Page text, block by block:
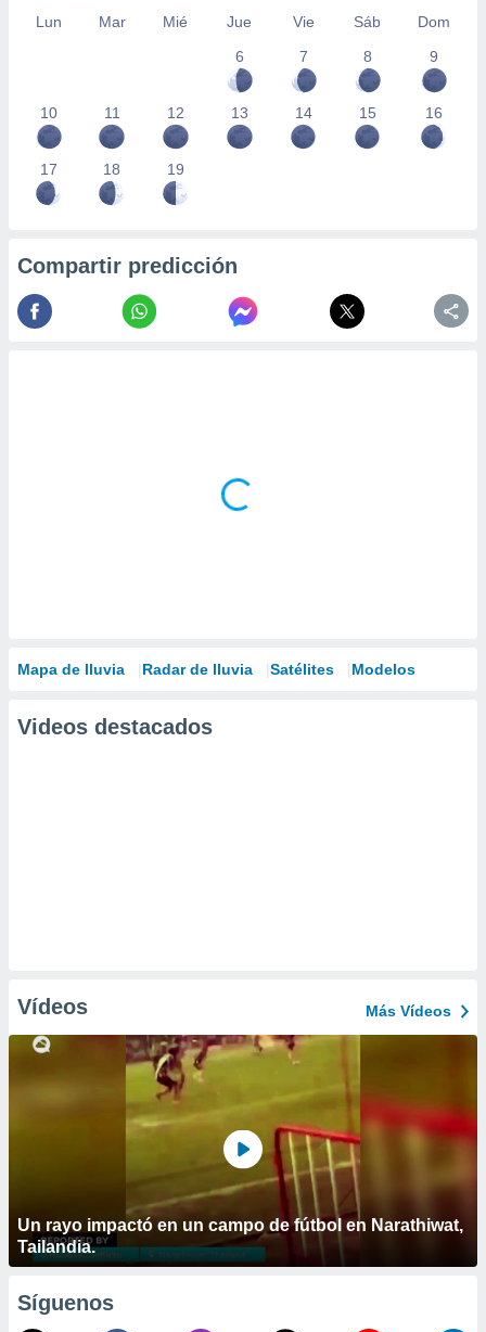
Lun Mar Mié Jue Vie Sáb
Dom
6
7 8 9
10 11 12 13 14 15 16
17 18 19
Compartir predicción
Mapa de lluvia Radar de lluvia Satélites Modelos
Videos destacados
Vídeos Más Vídeos
Un rayo impactó en un campo de fútbol en Narathiwat,
Tailandia.
Síguenos